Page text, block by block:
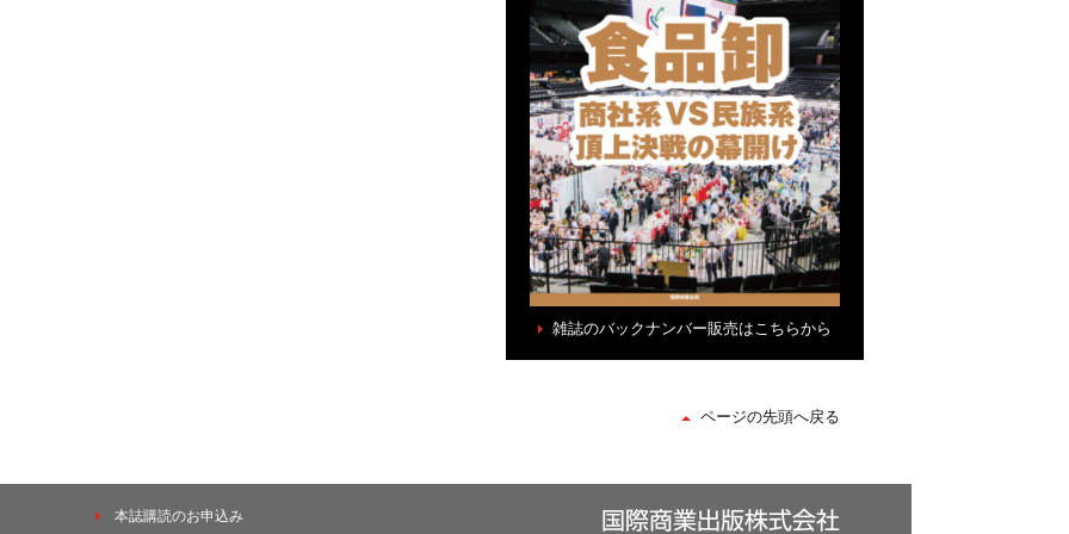
雑誌のバックナンバー販売はこちらから
ページの先頭へ戻る
本誌購読のお申込み